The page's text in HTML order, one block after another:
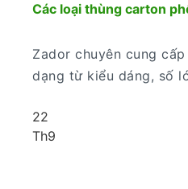
Các loại thùng carton
Zador chuyên cung
dạng từ kiểu dáng, số
22
Th9